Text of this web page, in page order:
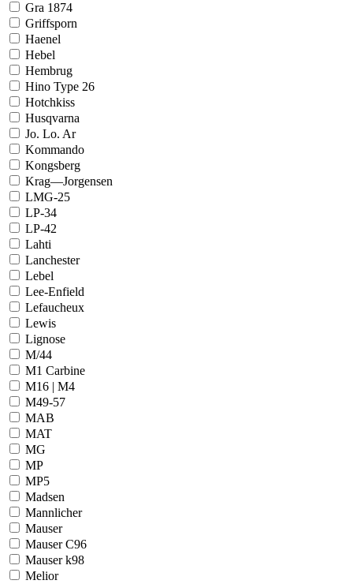
Gra 1874
Griffsporn
Haenel
Hebel
Hembrug
Hino Type 26
Hotchkiss
Husqvarna
Jo. Lo. Ar
Kommando
Kongsberg
Krag—Jorgensen
LMG-25
LP-34
LP-42
Lahti
Lanchester
Lebel
Lee-Enfield
Lefaucheux
Lewis
Lignose
M/44
M1 Carbine
M16 | M4
M49-57
MAB
MAT
MG
MP
MP5
Madsen
Mannlicher
Mauser
Mauser C96
Mauser k98
Melior